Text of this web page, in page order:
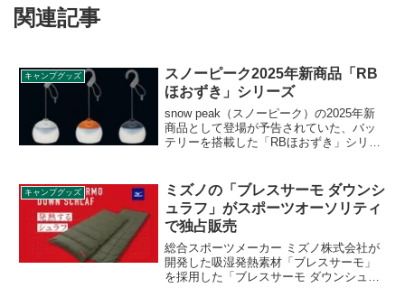
関連記事
キャンプグッズ
スノーピーク2025年新商品「RB
ほおずき」シリーズ
snow peak（スノーピーク）の2025年新
商品として登場が予告されていた、バッ
テリーを搭載した「RBほおずき」シリー
リー搭載モデルで、従来モデルのように
乾電池の交換が不要でUSB Type-C規格に
よる充電が可能です。詳細をレビューし
ます。
キャンプグッズ
ミズノの「ブレスサーモ ダウンシ
ュラフ」がスポーツオーソリティ
で独占販売
総合スポーツメーカー ミズノ株式会社が
開発した吸湿発熱素材「ブレスサーモ」
を採用した「ブレスサーモ ダウンシュラ